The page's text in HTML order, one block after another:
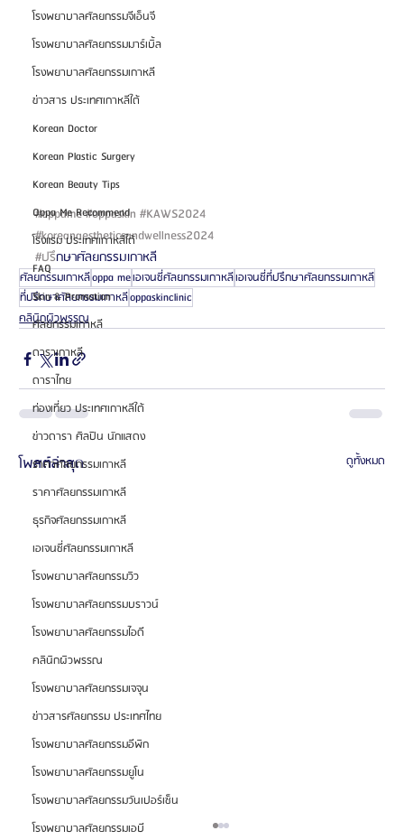
โรงพยาบาลศัลยกรรมจีเอ็นจี
โรงพยาบาลศัลยกรรมมาร์เบิ้ล
โรงพยาบาลศัลยกรรมเกาหลี
ข่าวสาร ประเทศเกาหลีใต้
Korean Doctor
Korean Plastic Surgery
Korean Beauty Tips
Oppa Me Recommend
โรงแรม ประเทศเกาหลีใต้
FAQ
Skin & Promotion
ศัลยกรรมเกาหลี
ดาราเกาหลี
ดาราไทย
ท่องเที่ยว ประเทศเกาหลีใต้
ข่าวดารา ศิลปิน นักแสดง
ราคาศัลยกรรมเกาหลี
ราคาศัลยกรรมเกาหลี
ธุรกิจศัลยกรรมเกาหลี
เอเจนซี่ศัลยกรรมเกาหลี
โรงพยาบาลศัลยกรรมวิว
โรงพยาบาลศัลยกรรมบราวน์
โรงพยาบาลศัลยกรรมไอดี
คลินิกผิวพรรณ
โรงพยาบาลศัลยกรรมเจจุน
ข่าวสารศัลยกรรม ประเทศไทย
โรงพยาบาลศัลยกรรมอีพิก
โรงพยาบาลศัลยกรรมยูโน
โรงพยาบาลศัลยกรรมวันเปอร์เซ็น
โรงพยาบาลศัลยกรรมเอบี
#oppame#oppaskin #KAWS2024
#koreanaestheticsandwellness2024
#ปรึกษาศัลยกรรมเกาหลี
ศัลยกรรมเกาหลีoppa meเอเจนซี่ศัลยกรรมเกาหลีเอเจนซี่ที่ปรึกษาศัลยกรรมเกาหลี
ที่ปรึกษาศัลยกรรมเกาหลีoppaskinclinic
คลินิกผิวพรรณ
โพสต์ล่าสุด ดูทั้งหมด